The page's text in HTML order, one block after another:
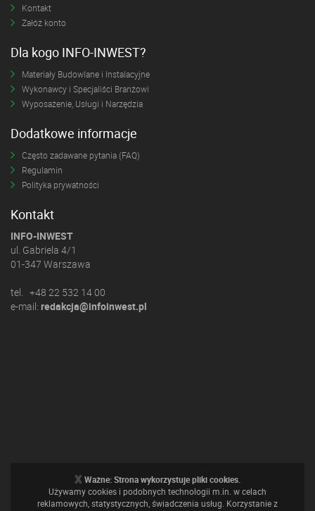
Kontakt
Załóż konto
Dla kogo INFO-INWEST?
Materiały Budowlane i Instalacyjne
Wykonawcy i Specjaliści Branżowi
Wyposażenie, Usługi i Narzędzia
Dodatkowe informacje
Często zadawane pytania (FAQ)
Regulamin
Polityka prywatności
Kontakt
INFO-INWEST
ul. Gabriela 4/1
01-347 Warszawa
tel. +48 22 532 14 00
e-mail: redakcja@infoinwest.pl
x Ważne: Strona wykorzystuje pliki cookies.
Używamy cookies i podobnych technologii m.in. w celach
reklamowych, statystycznych, świadczenia usług. Korzystanie z